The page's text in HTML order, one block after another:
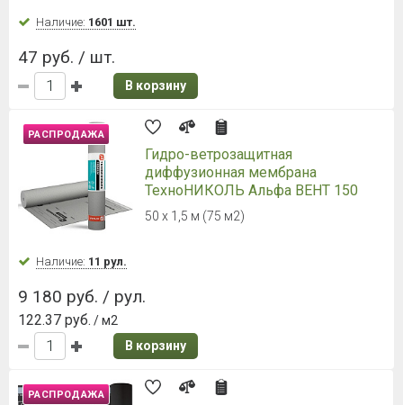
Наличие: 1601 шт.
47 руб. / шт.
В корзину
РАСПРОДАЖА
Гидро-ветрозащитная
диффузионная мембрана
ТехноНИКОЛЬ Альфа ВЕНТ 150
50 х 1,5 м (75 м2)
Наличие: 11 рул.
9 180 руб. / рул.
122.37 руб. / м2
В корзину
РАСПРОДАЖА